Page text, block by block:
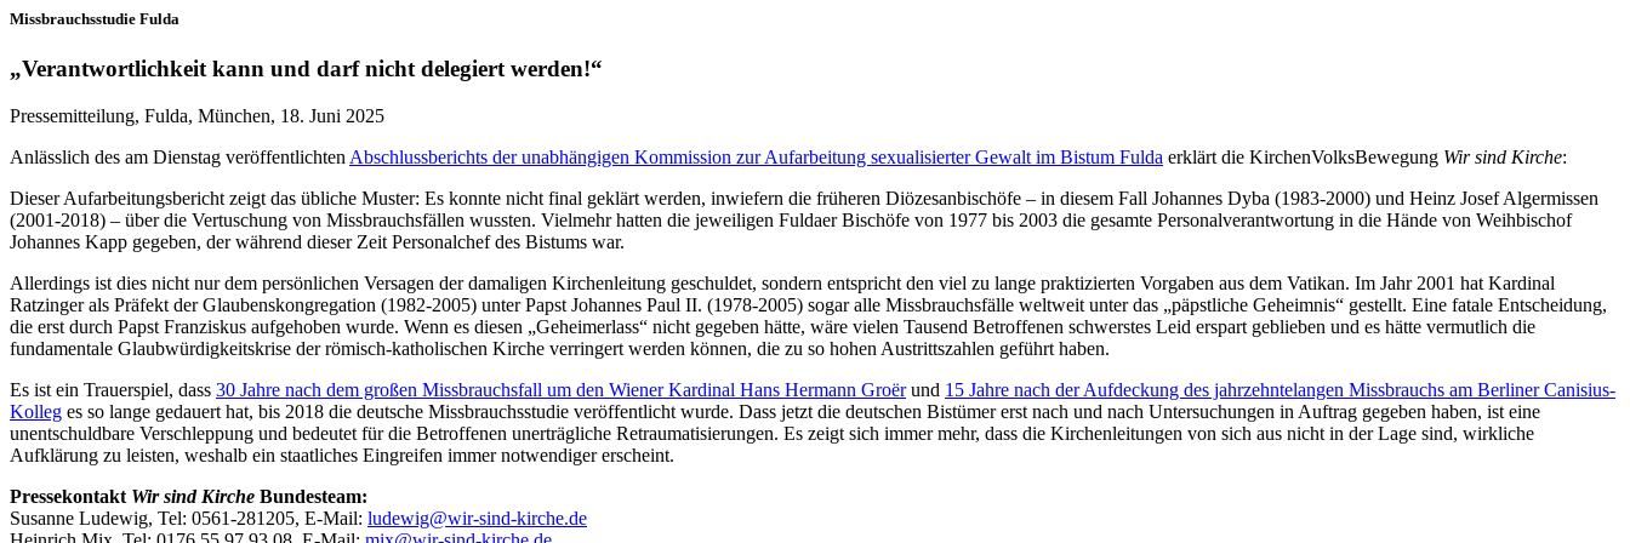
Missbrauchsstudie Fulda
„Verantwortlichkeit kann und darf nicht delegiert werden!“
Pressemitteilung, Fulda, München, 18. Juni 2025
Anlässlich des am Dienstag veröffentlichten Abschlussberichts der unabhängigen Kommission zur Aufarbeitung sexualisierter Gewalt im Bistum Fulda erklärt die KirchenVolksBewegung Wir sind Kirche:
Dieser Aufarbeitungsbericht zeigt das übliche Muster: Es konnte nicht final geklärt werden, inwiefern die früheren Diözesanbischöfe – in diesem Fall Johannes Dyba (1983-2000) und Heinz Josef Algermissen
(2001-2018) – über die Vertuschung von Missbrauchsfällen wussten. Vielmehr hatten die jeweiligen Fuldaer Bischöfe von 1977 bis 2003 die gesamte Personalverantwortung in die Hände von Weihbischof
Johannes Kapp gegeben, der während dieser Zeit Personalchef des Bistums war.
Allerdings ist dies nicht nur dem persönlichen Versagen der damaligen Kirchenleitung geschuldet, sondern entspricht den viel zu lange praktizierten Vorgaben aus dem Vatikan. Im Jahr 2001 hat Kardinal
Ratzinger als Präfekt der Glaubenskongregation (1982-2005) unter Papst Johannes Paul II. (1978-2005) sogar alle Missbrauchsfälle weltweit unter das „päpstliche Geheimnis“ gestellt. Eine fatale Entscheidung,
die erst durch Papst Franziskus aufgehoben wurde. Wenn es diesen „Geheimerlass“ nicht gegeben hätte, wäre vielen Tausend Betroffenen schwerstes Leid erspart geblieben und es hätte vermutlich die
fundamentale Glaubwürdigkeitskrise der römisch-katholischen Kirche verringert werden können, die zu so hohen Austrittszahlen geführt haben.
Es ist ein Trauerspiel, dass 30 Jahre nach dem großen Missbrauchsfall um den Wiener Kardinal Hans Hermann Groërund 15 Jahre nach der Aufdeckung des jahrzehntelangen Missbrauchs am Berliner Canisius-
Kolleg es so lange gedauert hat, bis 2018 die deutsche Missbrauchsstudie veröffentlicht wurde. Dass jetzt die deutschen Bistümer erst nach und nach Untersuchungen in Auftrag gegeben haben, ist eine
unentschuldbare Verschleppung und bedeutet für die Betroffenen unerträgliche Retraumatisierungen. Es zeigt sich immer mehr, dass die Kirchenleitungen von sich aus nicht in der Lage sind, wirkliche
Aufklärung zu leisten, weshalb ein staatliches Eingreifen immer notwendiger erscheint.
Pressekontakt Wir sind Kirche Bundesteam:
Susanne Ludewig, Tel: 0561-281205, E-Mail: ludewig@wir-sind-kirche.de